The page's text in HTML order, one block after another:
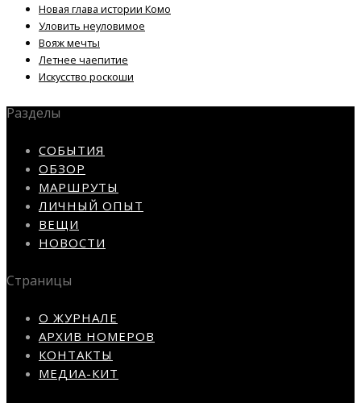
Новая глава истории Комо
Уловить неуловимое
Вояж мечты
Летнее чаепитие
Искусство роскоши
Разделы
СОБЫТИЯ
ОБЗОР
МАРШРУТЫ
ЛИЧНЫЙ ОПЫТ
ВЕЩИ
НОВОСТИ
Страницы
О ЖУРНАЛЕ
АРХИВ НОМЕРОВ
КОНТАКТЫ
МЕДИА-КИТ